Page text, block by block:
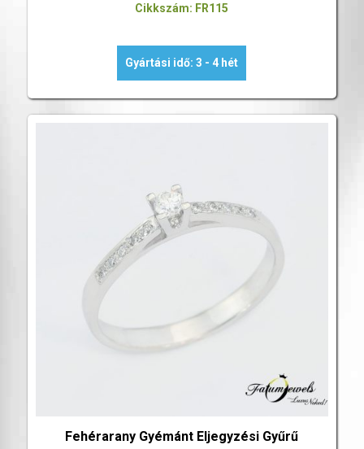
Cikkszám: FR115
Gyártási idő: 3 - 4 hét
Fehérarany Gyémánt Eljegyzési Gyűrű